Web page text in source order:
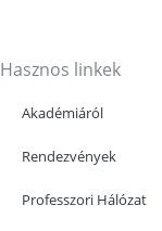
Hasznos linkek
Akadémiáról
Rendezvények
Professzori Hálózat